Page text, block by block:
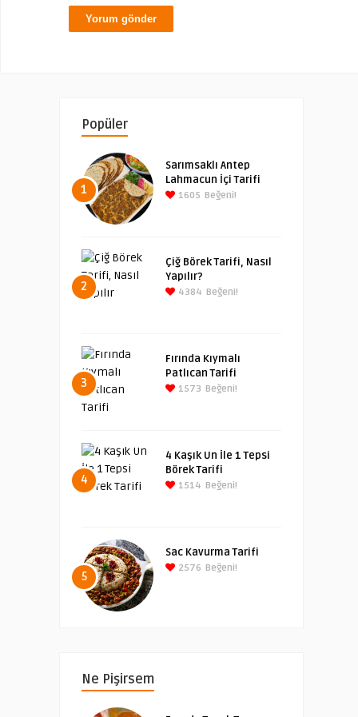
Popüler
1
Sarımsaklı Antep
Lahmacun İçi Tarifi
1605 Beğeni!
2
Çiğ Börek Tarifi, Nasıl
Yapılır?
4384 Beğeni!
3
Fırında Kıymalı
Patlıcan Tarifi
1573 Beğeni!
4
4 Kaşık Un İle 1 Tepsi
Börek Tarifi
1514 Beğeni!
5
Sac Kavurma Tarifi
2576 Beğeni!
Ne Pişirsem